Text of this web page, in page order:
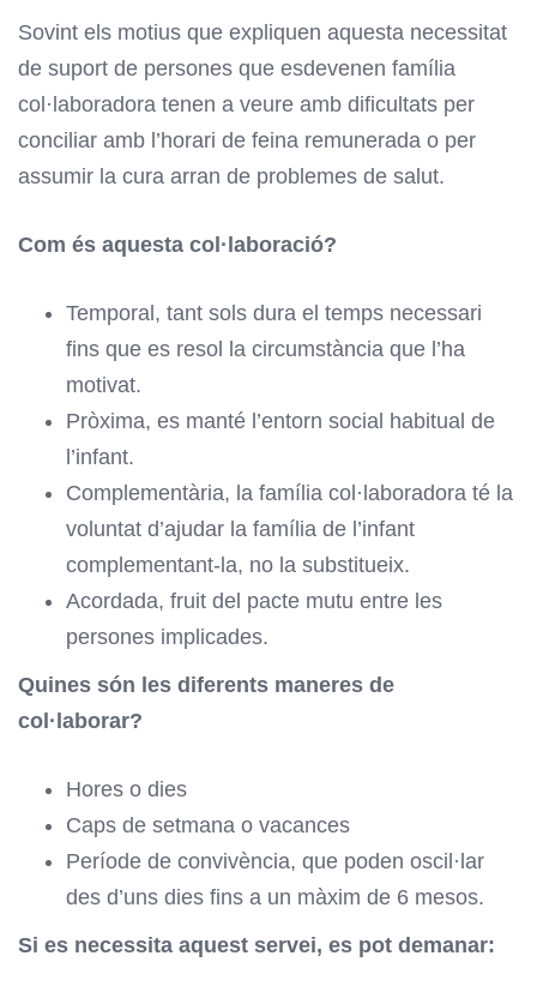
Sovint els motius que expliquen aquesta necessitat
de suport de persones que esdevenen família
col·laboradora tenen a veure amb dificultats per
conciliar amb l’horari de feina remunerada o per
assumir la cura arran de problemes de salut.
Com és aquesta col·laboració?
Temporal, tant sols dura el temps necessari
fins que es resol la circumstància que l’ha
motivat.
Pròxima, es manté l’entorn social habitual de
l’infant.
Complementària, la família col·laboradora té la
voluntat d’ajudar la família de l’infant
complementant-la, no la substitueix.
Acordada, fruit del pacte mutu entre les
persones implicades.
Quines són les diferents maneres de
col·laborar?
Hores o dies
Caps de setmana o vacances
Període de convivència, que poden oscil·lar
des d’uns dies fins a un màxim de 6 mesos.
Si es necessita aquest servei, es pot demanar: